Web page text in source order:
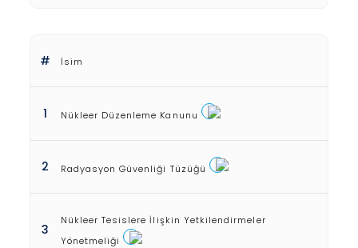
# İsim
1 Nükleer Düzenleme Kanunu
2 Radyasyon Güvenliği Tüzüğü
3
Nükleer Tesislere İlişkin Yetkilendirmeler
Yönetmeliği